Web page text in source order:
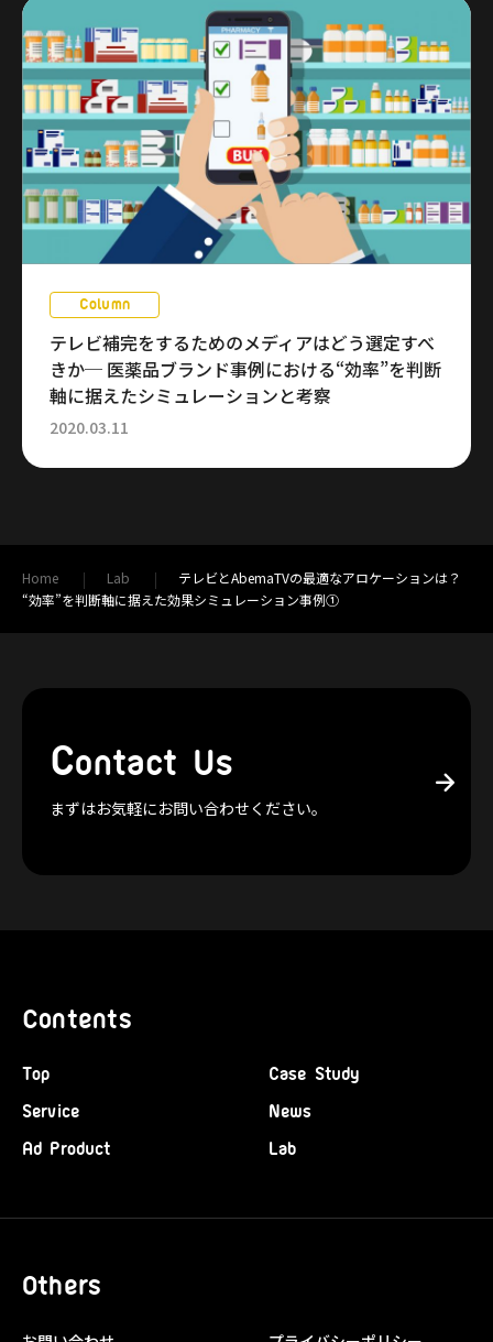
Column
テレビ補完をするためのメディアはどう選定すべ
きか─ 医薬品ブランド事例における“効率”を判断
軸に据えたシミュレーションと考察
2020.03.11
Home Lab
テレビとAbemaTVの最適なアロケーションは？
“効率”を判断軸に据えた効果シミュレーション事例①
Contact Us
まずはお気軽にお問い合わせください。
Contents
Top
Service
Ad Product
Case Study
News
Lab
Others